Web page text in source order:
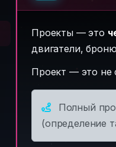
Проекты — это
двигатели,
Проект — это не
Полный
(определение